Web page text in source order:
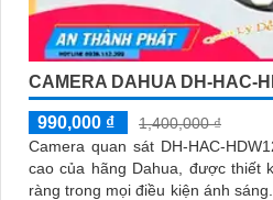
CAMERA DAHUA DH-HAC-
990,000 ₫
1,400,000 ₫
Camera quan sát DH-HAC-
cao của hãng Dahua, được thiết
ràng trong mọi điều kiện ánh sáng. Với độ phân giải 2MP, camera này cho